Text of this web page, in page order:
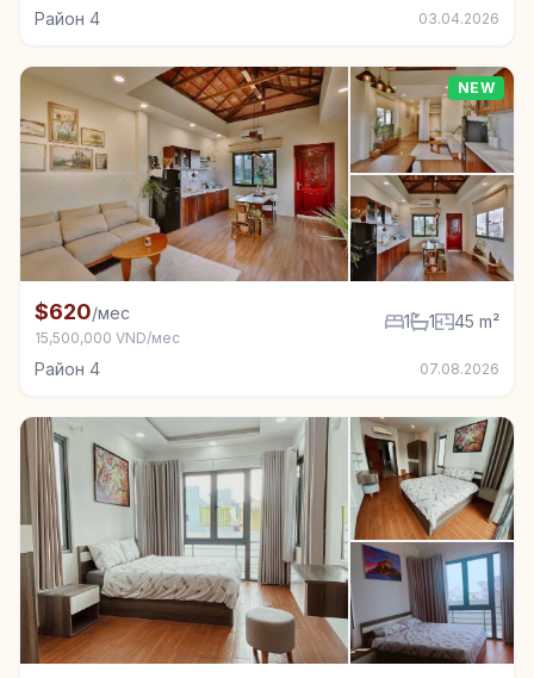
Район 4 03.04.2026
NEW
Квартира в аренду в Район 4, 1 спал., 45 m²
$620/мес
15,500,000 VND/мес
1 1 45 m²
Район 4 07.08.2026